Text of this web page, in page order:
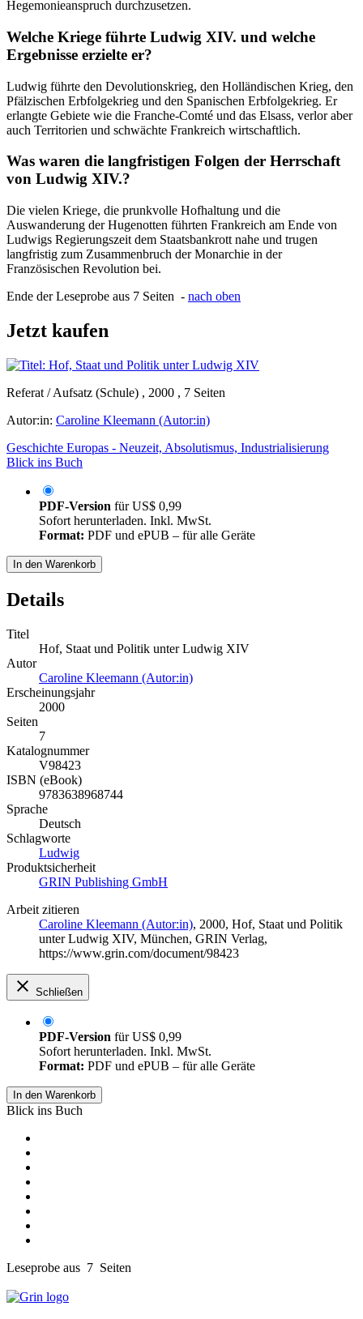
Hegemonieanspruch durchzusetzen.
Welche Kriege führte Ludwig XIV. und welche
Ergebnisse erzielte er?
Ludwig führte den Devolutionskrieg, den Holländischen Krieg, den
Pfälzischen Erbfolgekrieg und den Spanischen Erbfolgekrieg. Er
erlangte Gebiete wie die Franche-Comté und das Elsass, verlor aber
auch Territorien und schwächte Frankreich wirtschaftlich.
Was waren die langfristigen Folgen der Herrschaft
von Ludwig XIV.?
Die vielen Kriege, die prunkvolle Hofhaltung und die
Auswanderung der Hugenotten führten Frankreich am Ende von
Ludwigs Regierungszeit dem Staatsbankrott nahe und trugen
langfristig zum Zusammenbruch der Monarchie in der
Französischen Revolution bei.
Ende der Leseprobe aus 7 Seiten - nach oben
Jetzt kaufen
Referat / Aufsatz (Schule) , 2000 , 7 Seiten
Autor:in: Caroline Kleemann (Autor:in)
Geschichte Europas - Neuzeit, Absolutismus, Industrialisierung
Blick ins Buch
PDF-Version fürUS$ 0,99
Sofort herunterladen. Inkl. MwSt.
Format: PDF und ePUB – für alle Geräte
In den Warenkorb
Details
Titel
Hof, Staat und Politik unter Ludwig XIV
Autor
Caroline Kleemann (Autor:in)
Erscheinungsjahr
2000
Seiten
7
Katalognummer
V98423
ISBN (eBook)
9783638968744
Sprache
Deutsch
Schlagworte
Ludwig
Produktsicherheit
GRIN Publishing GmbH
Arbeit zitieren
Caroline Kleemann (Autor:in), 2000, Hof, Staat und Politik
unter Ludwig XIV, München, GRIN Verlag,
https://www.grin.com/document/98423
Schließen
PDF-Version fürUS$ 0,99
Sofort herunterladen. Inkl. MwSt.
Format: PDF und ePUB – für alle Geräte
In den Warenkorb
Blick ins Buch
Leseprobe aus 7 Seiten